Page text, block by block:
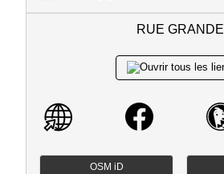
RUE GRANDE
OSM iD